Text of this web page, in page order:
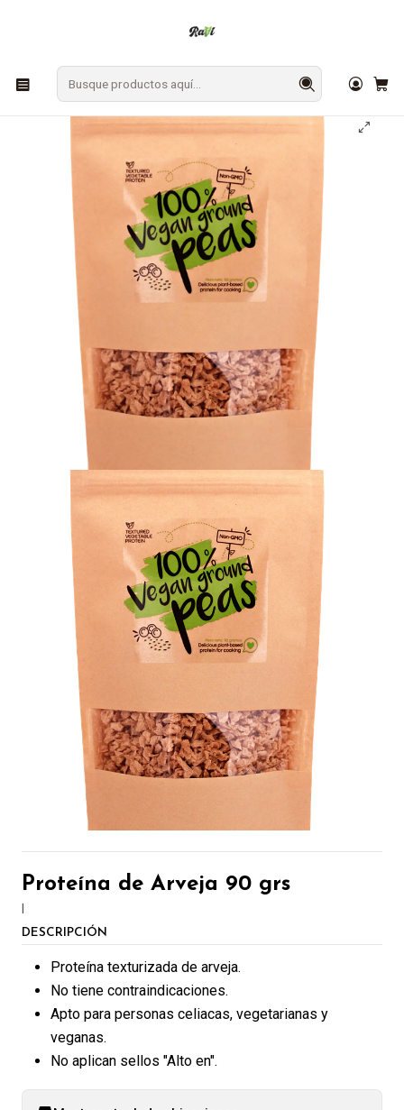
Proteína de Arveja 90 grs
|
DESCRIPCIÓN
Proteína texturizada de arveja.
No tiene contraindicaciones.
Apto para personas celiacas, vegetarianas y
veganas.
No aplican sellos "Alto en".